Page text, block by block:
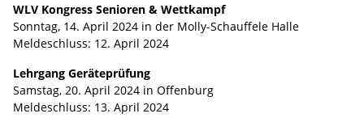
WLV Kongress Senioren & Wettkampf
Sonntag, 14. April 2024 in der Molly-Schauffele Halle
Meldeschluss: 12. April 2024
Lehrgang Geräteprüfung
Samstag, 20. April 2024 in Offenburg
Meldeschluss: 13. April 2024